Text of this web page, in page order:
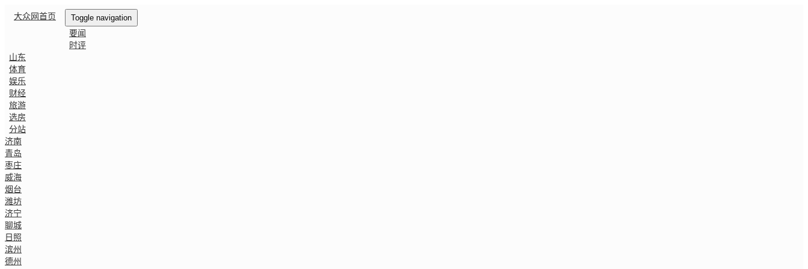
Toggle navigation
大众网首页
要闻
时评
山东
体育
娱乐
财经
旅游
选房
分站
济南
青岛
枣庄
威海
烟台
潍坊
济宁
聊城
日照
滨州
德州